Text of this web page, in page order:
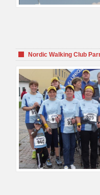
Nordic Walking Club